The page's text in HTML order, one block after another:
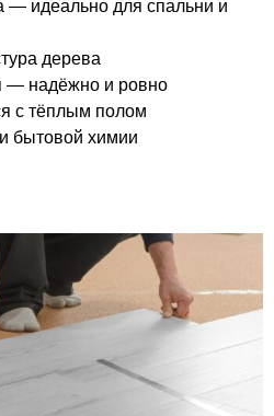
— идеально для спальни и
дерева
— надёжно и ровно
с тёплым полом
бытовой химии